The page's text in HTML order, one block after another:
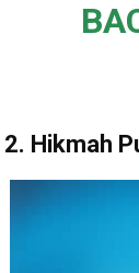
2. Hikmah